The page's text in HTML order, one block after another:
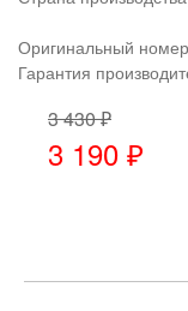
Оригинальный номер
Гарантия
3 430 ₽
3 190 ₽